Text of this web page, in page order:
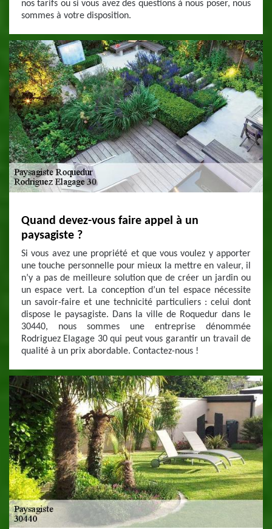
nos tarifs ou si vous avez des questions à nous poser, nous
sommes à votre disposition.
Quand devez-vous faire appel à un
paysagiste ?
Si vous avez une propriété et que vous voulez y apporter
une touche personnelle pour mieux la mettre en valeur, il
n’y a pas de meilleure solution que de créer un jardin ou
un espace vert. La conception d’un tel espace nécessite
un savoir-faire et une technicité particuliers : celui dont
dispose le paysagiste. Dans la ville de Roquedur dans le
30440, nous sommes une entreprise dénommée
Rodriguez Elagage 30 qui peut vous garantir un travail de
qualité à un prix abordable. Contactez-nous !